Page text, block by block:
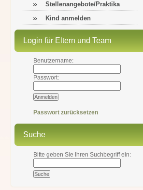
Stellenangebote/Praktika
Kind anmelden
Login für Eltern und Team
Benutzername:
Passwort:
Passwort zurücksetzen
Suche
Bitte geben Sie Ihren Suchbegriff ein: